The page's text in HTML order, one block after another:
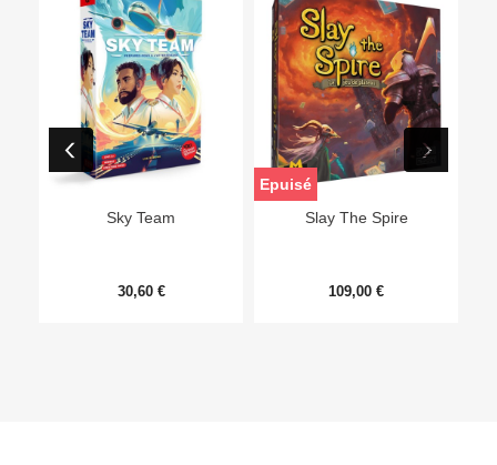
Sky Team
30,60 €
Slay The Spire
109,00 €
Epuisé